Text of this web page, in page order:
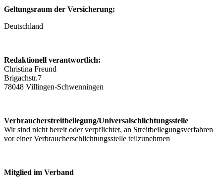
Geltungsraum der Versicherung:
Deutschland
Redaktionell verantwortlich:
Christina Freund
Brigachstr.7
78048 Villingen-Schwenningen
Verbraucherstreitbeilegung/Universalschlichtungsstelle
Wir sind nicht bereit oder verpflichtet, an Streitbeilegungsverfahren
vor einer Verbraucherschlichtungsstelle teilzunehmen
Mitglied im Verband